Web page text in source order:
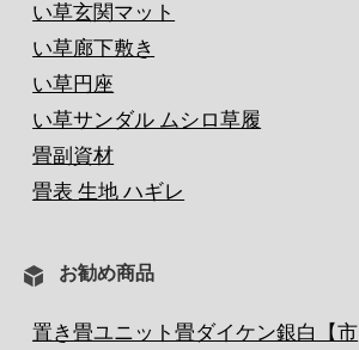
い草玄関マット
い草廊下敷き
い草円座
い草サンダル ムシロ草履
畳副資材
畳表 生地 ハギレ
お勧め商品
置き畳ユニット畳ダイケン銀白【市